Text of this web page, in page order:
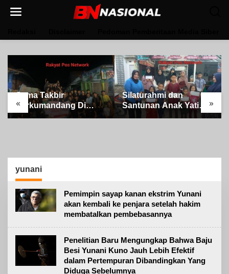
« »
Gema Takbir
Berkumandang Di
Iringi Dengan Ratusan
1447 H
Silaturahmi dan
Santunan Anak Yatim
oleh Pimpinan PT Buay
yunani
Pemimpin sayap kanan ekstrim Yunani
akan kembali ke penjara setelah hakim
membatalkan pembebasannya
Penelitian Baru Mengungkap Bahwa Baju
Besi Yunani Kuno Jauh Lebih Efektif
dalam Pertempuran Dibandingkan Yang
Diduga Sebelumnya